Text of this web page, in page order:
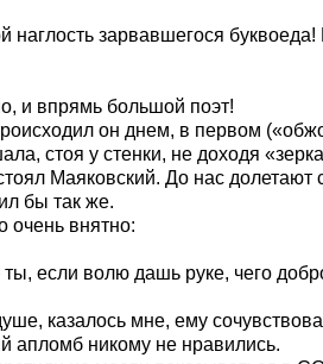
зарвавшегося буквоеда!
и впрямь большой поэт!
он днем, в первом
стоя у стенки, не доходя
Маяковский. До нас долетают
бы так же.
очень внятно:
если волю дашь руке, чего
казалось мне, ему
апломб никому не нравились.